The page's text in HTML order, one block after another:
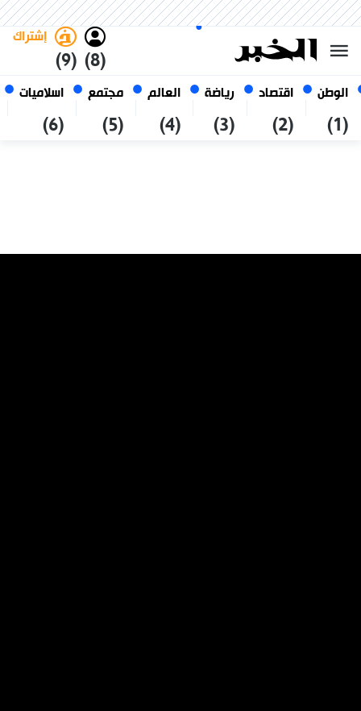
الوطن
(1)
اقتصاد
(2)
رياضة
(3)
العالم
(4)
مجتمع
(5)
اسلاميات
(6)
(8)
إشتراك
(9)
أغسطس 2026
الجزائر